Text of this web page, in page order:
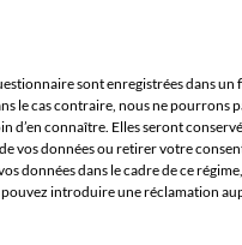
sont enregistrées dans
le cas contraire, nous ne pourrons
d’en connaître. Elles seront
vos données ou retirer votre
données dans le cadre de ce
pouvez introduire une réclamation